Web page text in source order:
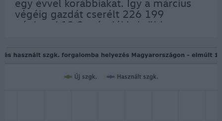
egy évvel korábbiakat. Így a március
végéig gazdát cserélt 226 199
gépkocsi 12,9 százalékkal több az
összesítésében. Az idei…